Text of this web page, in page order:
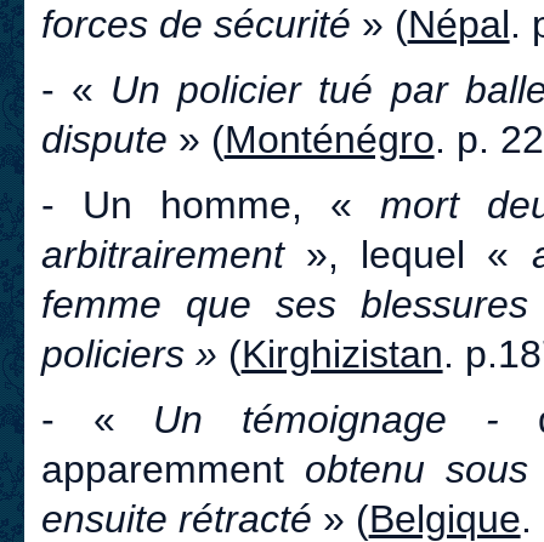
forces de sécurité » (Népal.
- « Un policier tué par
dispute » (Monténégro. p.
- Un homme, « mort
arbitrairement », lequel «
femme que ses
policiers » (Kirghizistan.
- « Un témoignage -
apparemmentobtenu sous
ensuite rétracté » (Belgique.